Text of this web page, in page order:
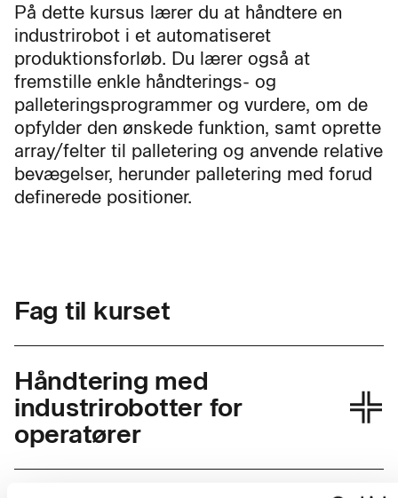
På dette kursus lærer du at håndtere en
industrirobot i et automatiseret
produktionsforløb. Du lærer også at
fremstille enkle håndterings- og
palleteringsprogrammer og vurdere, om de
opfylder den ønskede funktion, samt oprette
array/felter til palletering og anvende relative
bevægelser, herunder palletering med forud
definerede positioner.
Fag til kurset
Håndtering med
industrirobotter for
operatører